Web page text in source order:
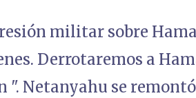
militar sobre
Derrotaremos a
". Netanyahu se